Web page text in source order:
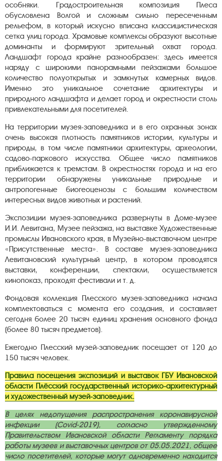
особняки. Градостроительная композиция Плеса
обусловлена Волгой и сложным сильно пересеченным
рельефом, в который искусно вписана классицистическая
сетка улиц города. Храмовые комплексы образуют высотные
доминанты и формируют зрительный охват города.
Ландшафт города крайне разнообразен: здесь имеется
наряду с широкими панорамными пейзажами большое
количество полуоткрытых и замкнутых камерных видов.
Именно это уникальное сочетание архитектуры и
природного ландшафта и делает город и окрестности столь
привлекательными для посетителей.
На территории музея-заповедника и в его охранных зонах
очень высокая плотность памятников истории, культуры и
природы, в том числе памятники архитектуры, археологии,
садово-паркового искусства. Общее число памятников
приближается к тремстам. В окрестностях города и на его
территории обнаружены уникальные природные и
антропогенные биогеоценозы с большим количеством
интересных видов животных и растений.
Экспозиции музея-заповедника развернуты в Доме-музее
И.И. Левитана, Музее пейзажа, на выставке Художественные
промыслы Ивановского края, в Музейно-выставочном центре
«Присутственные места». В составе музея-заповедника
Левитановский культурный центр, в котором проводятся
выставки, конференции, спектакли, осуществляется
кинопоказ, проходят фестивали и т. д.
Фондовая коллекция Плесского музея-заповедника начала
комплектоваться с момента его создания, и составляет
сегодня более 20 тысяч единиц хранения основного фонда
(более 80 тысяч предметов).
Ежегодно Плесский музей-заповедник посещает от 120 до
150 тысяч человек.
Правила посещения экспозиций и выставок ГБУ Ивановской
области Плёсский государственный историко-архитектурный
и художественный музей-заповедник.
В целях недопущения распространения коронавирусной
инфекции (Covid-2019), согласно утвержденному
Правительством Ивановской области Регламенту порядка
работы музеев и выставочных центров от 05.05.2021, общее
число посетителей, которые могут одновременно находится